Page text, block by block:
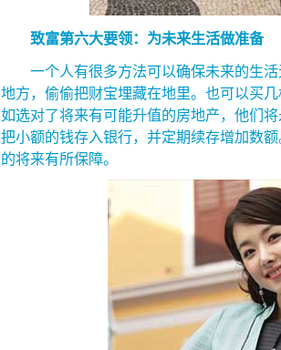
致富第六大要领：为未来生活做准备
一个人有很多方法可以确保未来的生活
地方，偷偷把财宝埋藏在地里。也可以买
如选对了将来有可能升值的房地产，他们
把小额的钱存入银行，并定期续存增加数
的将来有所保障。